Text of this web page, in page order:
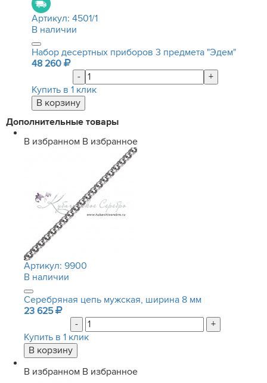
Артикул: 4501/1
В наличии
Набор десертных приборов 3 предмета "Эдем"
48 260
-
+
Купить в 1 клик
Дополнительные товары
В избранном В избранное
Артикул: 9900
В наличии
Серебряная цепь мужская, ширина 8 мм
23 625
-
+
Купить в 1 клик
В избранном В избранное